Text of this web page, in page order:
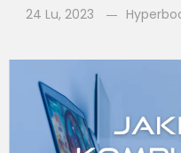
24 Lu, 2023